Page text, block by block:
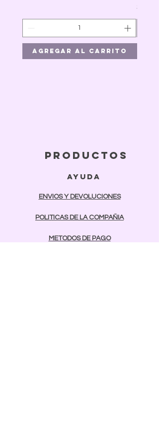
Agregar al carrito
Precio
$41.00
productos
ayuda
ENVIOS Y DEVOLUCIONES
POLITICAS DE LA COMPAÑIA
METODOS DE PAGO